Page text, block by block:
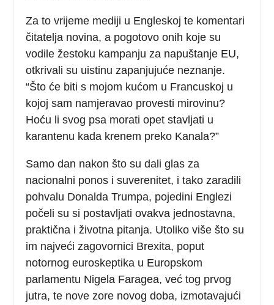
Za to vrijeme mediji u Engleskoj te komentari
čitatelja novina, a pogotovo onih koje su
vodile žestoku kampanju za napuštanje EU,
otkrivali su uistinu zapanjujuće neznanje.
“Što će biti s mojom kućom u Francuskoj u
kojoj sam namjeravao provesti mirovinu?
Hoću li svog psa morati opet stavljati u
karantenu kada krenem preko Kanala?”
Samo dan nakon što su dali glas za
nacionalni ponos i suverenitet, i tako zaradili
pohvalu Donalda Trumpa, pojedini Englezi
počeli su si postavljati ovakva jednostavna,
praktična i životna pitanja. Utoliko više što su
im najveći zagovornici Brexita, poput
notornog euroskeptika u Europskom
parlamentu Nigela Faragea, već tog prvog
jutra, te nove zore novog doba, izmotavajući